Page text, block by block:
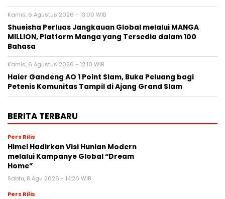
Kamis, 6 Agustus 2026 - 13:00 WIB
Shueisha Perluas Jangkauan Global melalui MANGA
MILLION, Platform Manga yang Tersedia dalam 100
Bahasa
Kamis, 6 Agustus 2026 - 12:10 WIB
Haier Gandeng AO 1 Point Slam, Buka Peluang bagi
Petenis Komunitas Tampil di Ajang Grand Slam
BERITA TERBARU
Pers Rilis
Himel Hadirkan Visi Hunian Modern
melalui Kampanye Global “Dream
Home”
Sabtu, 8 Agu 2026 - 14:26 WIB
Pers Rilis